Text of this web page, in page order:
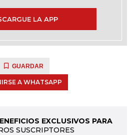
LA APP
GUARDAR
A WHATSAPP
EXCLUSIVOS PARA
SUSCRIPTORES